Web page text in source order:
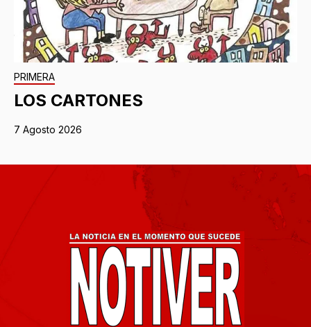
PRIMERA
LOS CARTONES
7 Agosto 2026